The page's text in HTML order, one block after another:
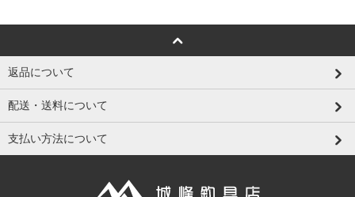
返品について
配送・送料について
支払い方法について